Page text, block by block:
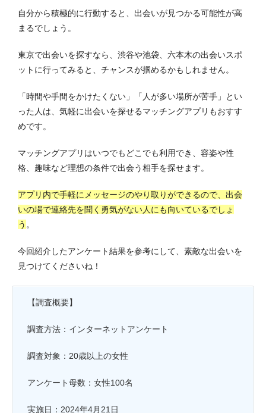
自分から積極的に行動すると、出会いが見つかる可能性が高
まるでしょう。
東京で出会いを探すなら、渋谷や池袋、六本木の出会いスポ
ットに行ってみると、チャンスが掴めるかもしれません。
「時間や手間をかけたくない」「人が多い場所が苦手」とい
った人は、気軽に出会いを探せるマッチングアプリもおすす
めです。
マッチングアプリはいつでもどこでも利用でき、容姿や性
格、趣味など理想の条件で出会う相手を探せます。
アプリ内で手軽にメッセージのやり取りができるので、出会
いの場で連絡先を聞く勇気がない人にも向いているでしょ
う 。
今回紹介したアンケート結果を参考にして、素敵な出会いを
見つけてくださいね！
【調査概要】
調査方法：インターネットアンケート
調査対象：20歳以上の女性
アンケート母数：女性100名
実施日：2024年4月21日